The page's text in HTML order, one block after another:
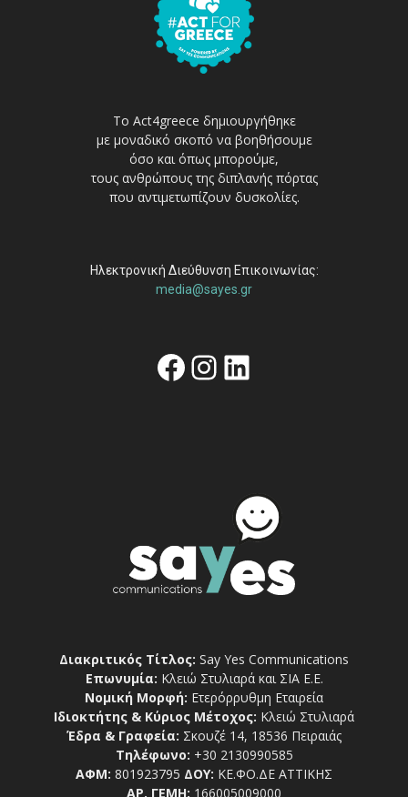
Το Act4greece δημιουργήθηκε
με μοναδικό σκοπό να βοηθήσουμε
όσο και όπως μπορούμε,
τους ανθρώπους της διπλανής πόρτας
που αντιμετωπίζουν δυσκολίες.
Ηλεκτρονική Διεύθυνση Επικοινωνίας:
media@sayes.gr
Facebook
Instagram
Linkedin
Διακριτικός Τίτλος: Say Yes Communications
Επωνυμία: Κλειώ Στυλιαρά και ΣΙΑ Ε.Ε.
Νομική Μορφή: Ετερόρρυθμη Εταιρεία
Ιδιοκτήτης & Κύριος Μέτοχος: Κλειώ Στυλιαρά
Έδρα & Γραφεία: Σκουζέ 14, 18536 Πειραιάς
Τηλέφωνο: +30 2130990585
ΑΦΜ: 801923795 ΔΟΥ: ΚΕ.ΦΟ.ΔΕ ΑΤΤΙΚΗΣ
ΑΡ. ΓΕΜΗ: 166005009000